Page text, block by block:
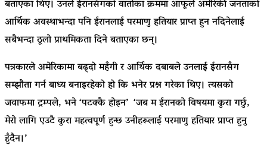
बताएका थिए। उनले ईरानसँगको वार्ताका क्रममा आफूले अमेरिकी जनताको
आर्थिक अवस्थाभन्दा पनि ईरानलाई परमाणु हतियार प्राप्त हुन नदिनेलाई
सबैभन्दा ठूलो प्राथमिकता दिने बताएका छन्।
पत्रकारले अमेरिकामा बढ्दो महँगी र आर्थिक दबाबले उनलाई ईरानसँग
सम्झौता गर्न बाध्य बनाइरहेको हो कि भनेर प्रश्न गरेका थिए। त्यसको
जवाफमा ट्रम्पले, भने ‘पटक्कै होइन’ ‘जब म ईरानको विषयमा कुरा गर्छु,
मेरो लागि एउटै कुरा महत्वपूर्ण हुन्छ उनीहरूलाई परमाणु हतियार प्राप्त हुनु
हुँदैन।’